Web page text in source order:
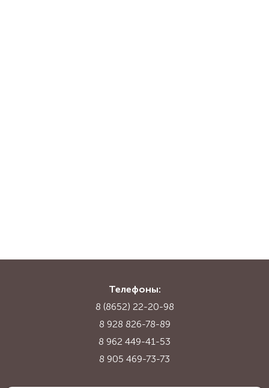
Телефоны:
8 (8652) 22-20-98
8 928 826-78-89
8 962 449-41-53
8 905 469-73-73